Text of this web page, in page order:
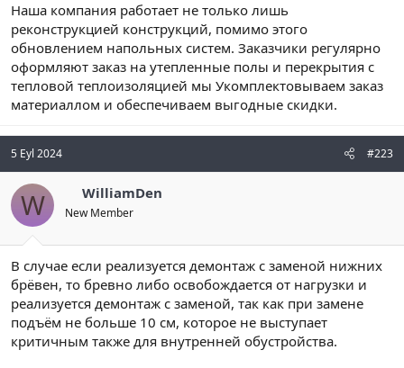
Наша компания работает не только лишь
реконструкцией конструкций, помимо этого
обновлением напольных систем. Заказчики регулярно
оформляют заказ на утепленные полы и перекрытия с
тепловой теплоизоляцией мы Укомплектовываем заказ
материаллом и обеспечиваем выгодные скидки.
5 Eyl 2024 #223
W WilliamDen
New Member
В случае если реализуется демонтаж с заменой нижних
брёвен, то бревно либо освобождается от нагрузки и
реализуется демонтаж с заменой, так как при замене
подъём не больше 10 см, которое не выступает
критичным также для внутренней обустройства.